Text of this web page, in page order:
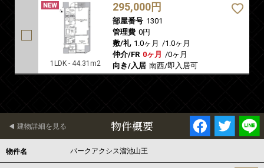
1LDK - 44.31m2
295,000円
部屋番号 1301
管理費 0円
敷/礼 1.0ヶ月 /1.0ヶ月
仲介/FR 0ヶ月 /0ヶ月
向き/入居 南西/即入居可
物件概要
建物詳細を見る
物件名 パークアクシス溜池山王